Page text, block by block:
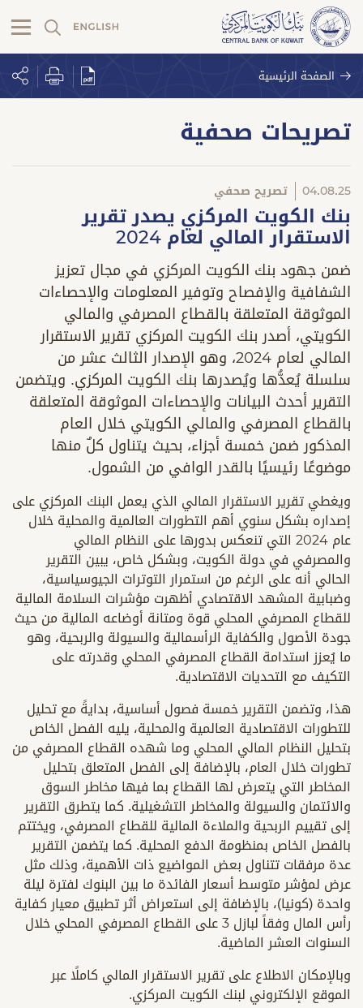
الصفحة الرئيسية
تصريحات صحفية
04.08.25 تصريح صحفي
بنك الكويت المركزي يصدر تقرير
الاستقرار المالي لعام 2024
ضمن جهود بنك الكويت المركزي في مجال تعزيز
الشفافية والإفصاح وتوفير المعلومات والإحصاءات
الموثوقة المتعلقة بالقطاع المصرفي والمالي
الكويتي، أصدر بنك الكويت المركزي تقرير الاستقرار
المالي لعام 2024، وهو الإصدار الثالث عشر من
سلسلة يُعدُّها ويُصدرها بنك الكويت المركزي. ويتضمن
التقرير أحدث البيانات والإحصاءات الموثوقة المتعلقة
بالقطاع المصرفي والمالي الكويتي خلال العام
المذكور ضمن خمسة أجزاء، بحيث يتناول كلٌ منها
موضوعًا رئيسيًا بالقدر الوافي من الشمول.
ويغطي تقرير الاستقرار المالي الذي يعمل البنك المركزي على
إصداره بشكل سنوي أهم التطورات العالمية والمحلية خلال
عام 2024 التي تنعكس بدورها على النظام المالي
والمصرفي في دولة الكويت، وبشكل خاص، يبين التقرير
الحالي أنه على الرغم من استمرار التوترات الجيوسياسية،
وضبابية المشهد الاقتصادي أظهرت مؤشرات السلامة المالية
للقطاع المصرفي المحلي قوة ومتانة أوضاعه المالية من حيث
جودة الأصول والكفاية الرأسمالية والسيولة والربحية، وهو
ما يُعزز استدامة القطاع المصرفي المحلي وقدرته على
التكيف مع التحديات الاقتصادية.
هذا، وتضمن التقرير خمسة فصول أساسية، بدايةً مع تحليل
للتطورات الاقتصادية العالمية والمحلية، يليه الفصل الخاص
بتحليل النظام المالي المحلي وما شهده القطاع المصرفي من
تطورات خلال العام، بالإضافة إلى الفصل المتعلق بتحليل
المخاطر التي يتعرض لها القطاع بما فيها مخاطر السوق
والائتمان والسيولة والمخاطر التشغيلية. كما يتطرق التقرير
إلى تقييم الربحية والملاءة المالية للقطاع المصرفي، ويختتم
بالفصل الخاص بمنظومة الدفع المحلية. كما يتضمن التقرير
عدة مرفقات تتناول بعض المواضيع ذات الأهمية، وذلك مثل
عرض لمؤشر متوسط أسعار الفائدة ما بين البنوك لفترة ليلة
واحدة (كونيا)، بالإضافة إلى استعراض أثر تطبيق معيار كفاية
رأس المال وفقاً لبازل 3 على القطاع المصرفي المحلي خلال
السنوات العشر الماضية.
وبالإمكان الاطلاع على تقرير الاستقرار المالي كاملًا عبر
الموقع الإلكتروني لبنك الكويت المركزي.